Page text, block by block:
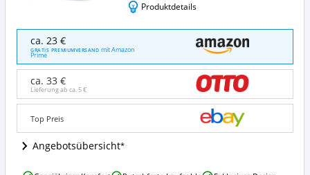
Produktdetails
Kinder
Gummistiefel
gefüttert
Stormer
LUX
ist
dieser
Gummistiefel
ca. 23 €
GRATIS PREMIUMVERSAND mit Amazon
Prime
ca. 33 €
Lieferung ab ca.5 €
Top Preis
Angebotsübersicht